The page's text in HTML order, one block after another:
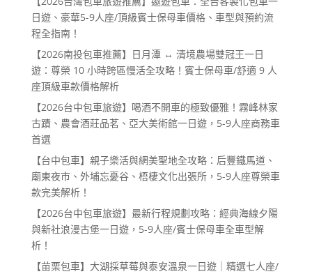
日遊、豪華5-9人座/頂級賓士保母車價格、車型與預約流
程全指南！
【2026南投包車推薦】日月潭 ↔ 清境農場雙冠王一日
遊：尊榮 10 小時跨區慢活全攻略！賓士保母車/舒適 9 人
座頂級車款價格解析
【2026台中包車旅遊】喝酒不開車的極致優雅！霧峰林家
古蹟、農會酒莊品茗、亞大美術館一日遊，5-9人座商務車
首選
【台中包車】親子樂活與網美聖地全攻略：后豐鐵馬道、
廟東夜市、外埔忘憂谷、梧棲文化出張所，5-9人座尊榮車
款完美解析！
【2026台中包車旅遊】最新行程規劃攻略：經典海線夕陽
與新社浪漫古堡一日遊，5-9人座/賓士保母車全車型解
析！
【苗栗包車】大湖採草莓與泰安溫泉一日遊｜精選七人座/